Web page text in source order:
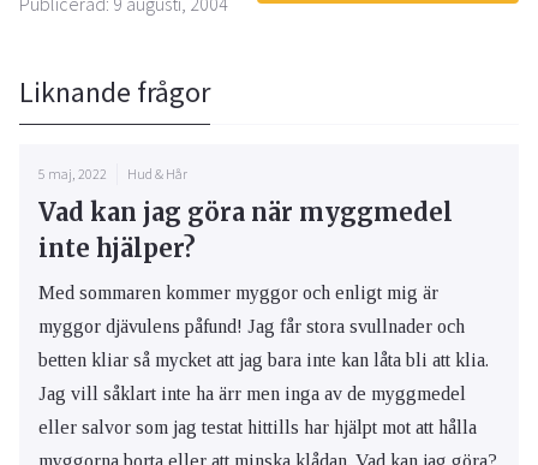
Liknande frågor
5 maj, 2022 Hud & Hår
Vad kan jag göra när myggmedel
inte hjälper?
Med sommaren kommer myggor och enligt mig är
myggor djävulens påfund! Jag får stora svullnader och
betten kliar så mycket att jag bara inte kan låta bli att klia.
Jag vill såklart inte ha ärr men inga av de myggmedel
eller salvor som jag testat hittills har hjälpt mot att hålla
myggorna borta eller att minska klådan. Vad kan jag göra?